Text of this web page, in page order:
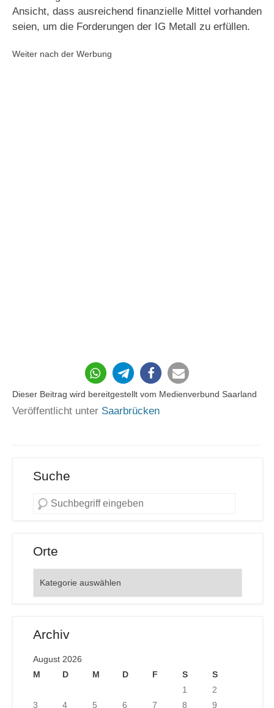
Ansicht, dass ausreichend finanzielle Mittel vorhanden
seien, um die Forderungen der IG Metall zu erfüllen.
Weiter nach der Werbung
61
Dieser Beitrag wird bereitgestellt vom Medienverbund Saarland
Veröffentlicht unter Saarbrücken
Suche
Orte
Archiv
August 2026
M
D M D F S
S
1
2
3
4 5 6 7 8 9